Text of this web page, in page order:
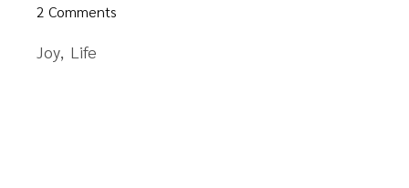
2 Comments
Joy Life